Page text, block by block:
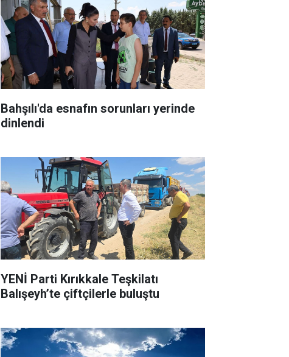
Bahşılı'da esnafın sorunları yerinde
dinlendi
YENİ Parti Kırıkkale Teşkilatı
Balışeyh’te çiftçilerle buluştu